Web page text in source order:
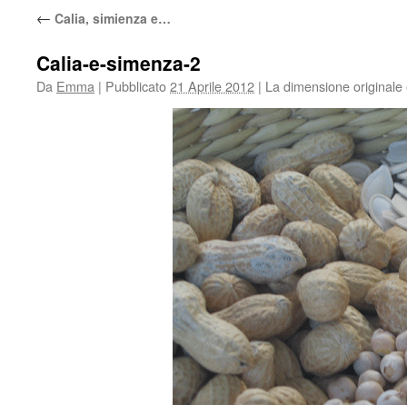
← Calia, simienza e…
Calia-e-simenza-2
Da Emma | Pubblicato21 Aprile 2012 | La dimensione